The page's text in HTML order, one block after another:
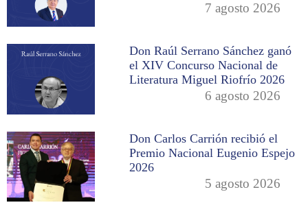
7 agosto 2026
Don Raúl Serrano Sánchez ganó
el XIV Concurso Nacional de
Literatura Miguel Riofrío 2026
6 agosto 2026
Don Carlos Carrión recibió el
Premio Nacional Eugenio Espejo
2026
5 agosto 2026